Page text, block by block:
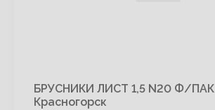
БРУСНИКИ ЛИСТ 1,5 N20 Ф/ПАК
Красногорск